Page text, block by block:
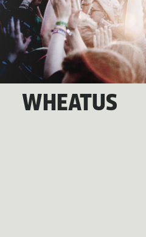
WHEATUS